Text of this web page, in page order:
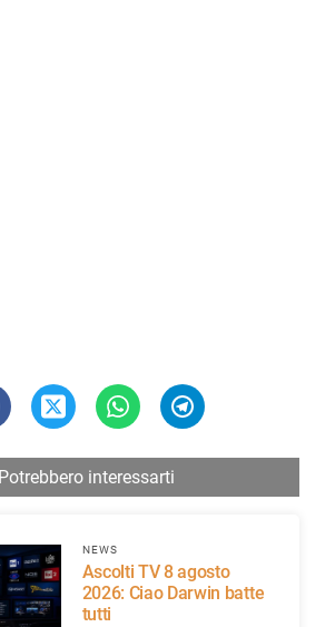
Potrebbero interessarti
NEWS
Ascolti TV 8 agosto
2026: Ciao Darwin batte
tutti